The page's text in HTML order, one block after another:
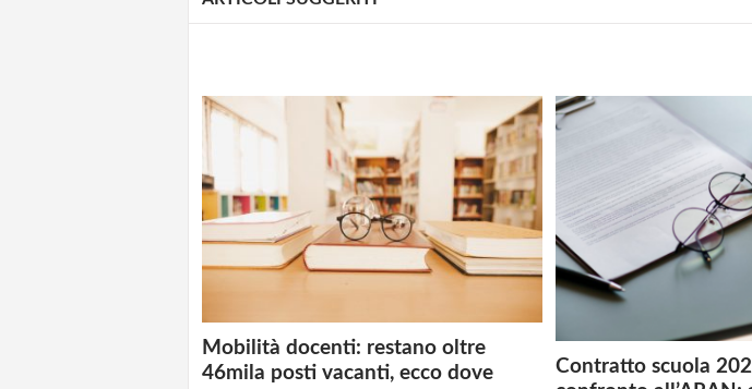
Mobilità docenti: restano oltre
46mila posti vacanti, ecco dove
Contratto scuola